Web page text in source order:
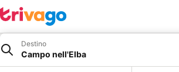
Destino
Campo nell'Elba